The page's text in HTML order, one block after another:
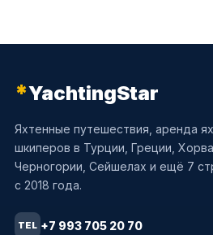
*YachtingStar
Яхтенные путешествия, аренда
шкиперов в Турции, Греции,
Черногории, Сейшелах и ещё 7
с 2018 года.
TEL +7 993 705 20 70